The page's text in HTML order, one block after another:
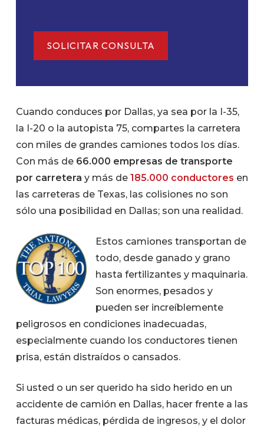
Cuando conduces por Dallas, ya sea por la I-35,
la I-20 o la autopista 75, compartes la carretera
con miles de grandes camiones todos los días.
Con más de 66.000 empresas de transporte
por carretera y más de 185.000 conductores en
las carreteras de Texas, las colisiones no son
sólo una posibilidad en Dallas; son una realidad.
Estos camiones transportan de
todo, desde ganado y grano
hasta fertilizantes y maquinaria.
Son enormes, pesados y
pueden ser increíblemente
peligrosos en condiciones inadecuadas,
especialmente cuando los conductores tienen
prisa, están distraídos o cansados.
Si usted o un ser querido ha sido herido en un
accidente de camión en Dallas, hacer frente a las
facturas médicas, pérdida de ingresos, y el dolor